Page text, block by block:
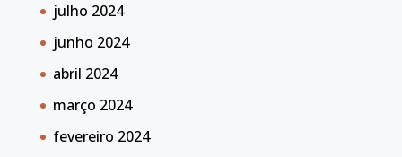
julho 2024
junho 2024
abril 2024
março 2024
fevereiro 2024